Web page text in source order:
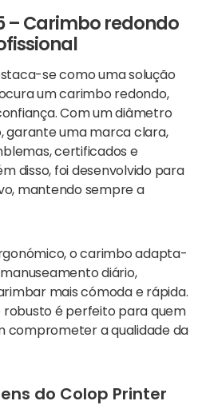
– Carimbo redondo
se como uma solução
um carimbo redondo,
Com um diâmetro
garante uma marca clara,
certificados e
disso, foi desenvolvido para
mantendo sempre a
o carimbo adapta-
diário,
mais cómoda e rápida.
é perfeito para quem
comprometer a qualidade da
do Colop Printer